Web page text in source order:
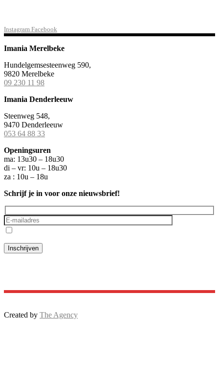
Instagram Facebook
Imania Merelbeke
Hundelgemsesteenweg 590,
9820 Merelbeke
09 230 11 98
Imania Denderleeuw
Steenweg 548,
9470 Denderleeuw
053 64 88 33
Openingsuren
ma: 13u30 – 18u30
di – vr: 10u – 18u30
za : 10u – 18u
Schrijf je in voor onze nieuwsbrief!
Created by The Agency